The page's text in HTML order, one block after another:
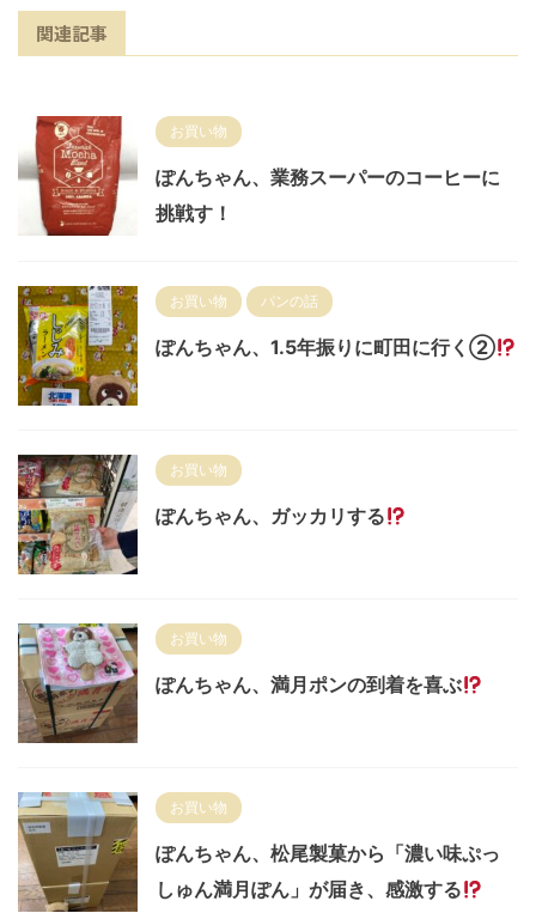
関連記事
お買い物
ぽんちゃん、業務スーパーのコーヒーに
挑戦す！
お買い物 パンの話
ぽんちゃん、1.5年振りに町田に行く②
お買い物
ぽんちゃん、ガッカリする
お買い物
ぽんちゃん、満月ポンの到着を喜ぶ
お買い物
ぽんちゃん、松尾製菓から「濃い味ぷっ
しゅん満月ぽん」が届き、感激する